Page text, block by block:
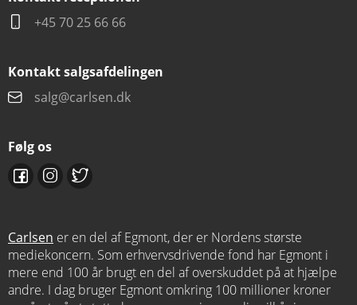
+45 70 25 66 66
Kontakt salgsafdelingen
salg@carlsen.dk
Følg os
Carlsen er en del af Egmont, der er Nordens største
mediekoncern. Som erhvervsdrivende fond har Egmont i
mere end 100 år brugt en del af overskuddet på at hjælpe
andre. I dag bruger Egmont omkring 100 millioner kroner